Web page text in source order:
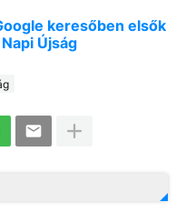
keresőben elsők
Újság